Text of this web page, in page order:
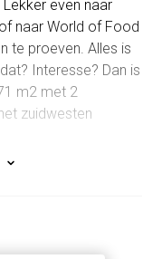
even naar
naar World of Food
te proeven. Alles is
Interesse? Dan is
m2 met 2
zuidwesten